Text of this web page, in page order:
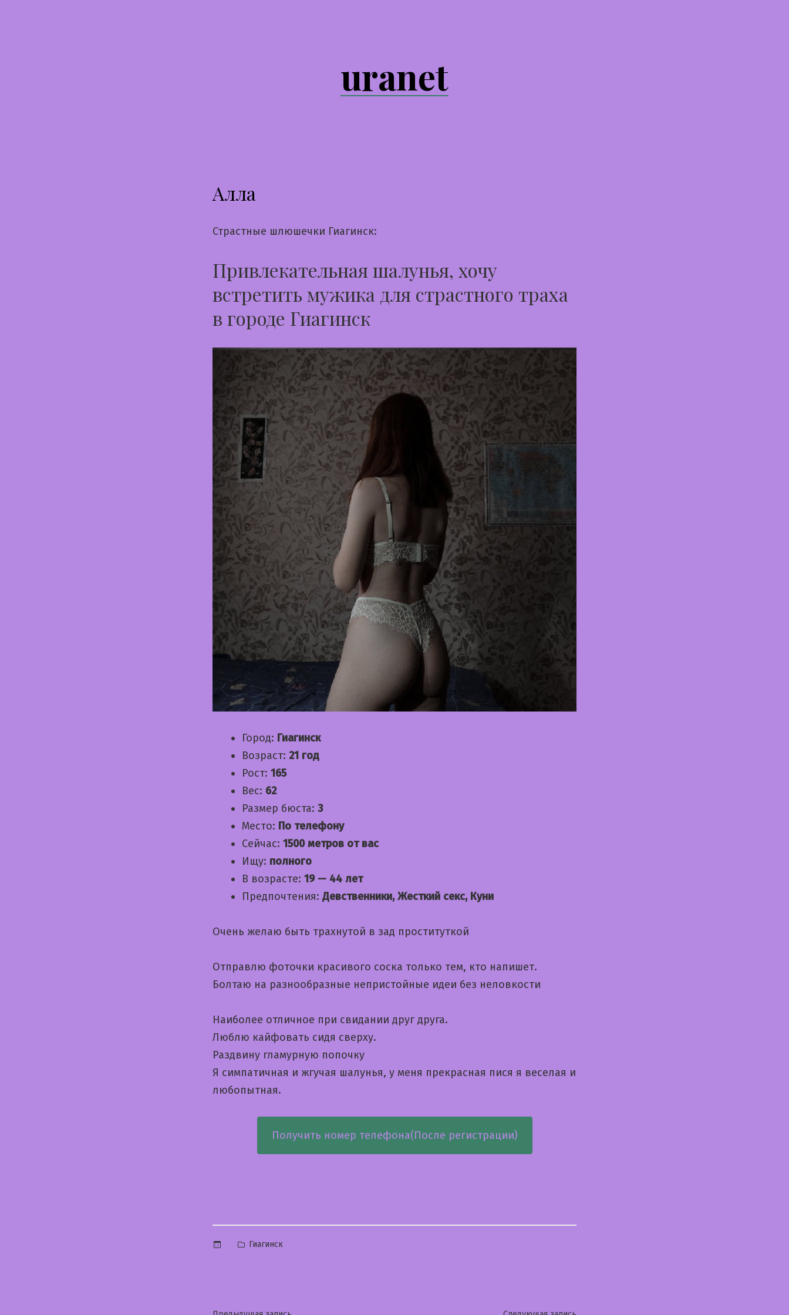
uranet
Алла
Страстные шлюшечки Гиагинск:
Привлекательная шалунья, хочу
встретить мужика для страстного траха
в городе Гиагинск
Город: Гиагинск
Возраст: 21 год
Рост: 165
Вес: 62
Размер бюста: 3
Место: По телефону
Сейчас: 1500 метров от вас
Ищу: полного
В возрасте: 19 — 44 лет
Предпочтения: Девственники, Жесткий секс, Куни
Очень желаю быть трахнутой в зад проституткой
Отправлю фоточки красивого соска только тем, кто напишет.
Болтаю на разнообразные непристойные идеи без неловкости
Наиболее отличное при свидании друг друга.
Люблю кайфовать сидя сверху.
Раздвину гламурную попочку
Я симпатичная и жгучая шалунья, у меня прекрасная пися я веселая и
любопытная.
Получить номер телефона(После регистрации)
Опубликовано
Гиагинск